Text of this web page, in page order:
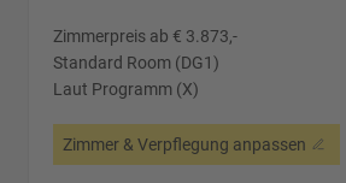
Zimmerpreis ab € 3.873,-
Standard Room (DG1)
Laut Programm (X)
Zimmer & Verpflegung anpassen